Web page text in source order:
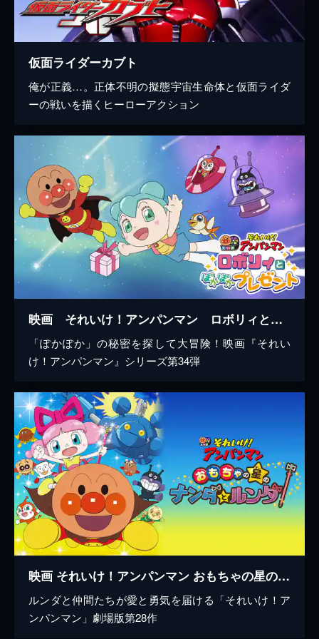
仮面ライダーカブト
俺が正義…。正体不明の擬態宇宙生命体と仮面ライダ
ーの戦いを描くヒーローアクション
映画 それいけ！アンパンマン ロボリィとぽかぽかプレゼント
「ぽかぽか」の秘密を探して大冒険！映画『それい
け！アンパンマン』シリーズ第34弾
映画 それいけ！アンパンマン おもちゃの星のナンダとルンダ
ルンダと仲間たちが愛と勇気を届ける「それいけ！ア
ンパンマン」劇場版第28作